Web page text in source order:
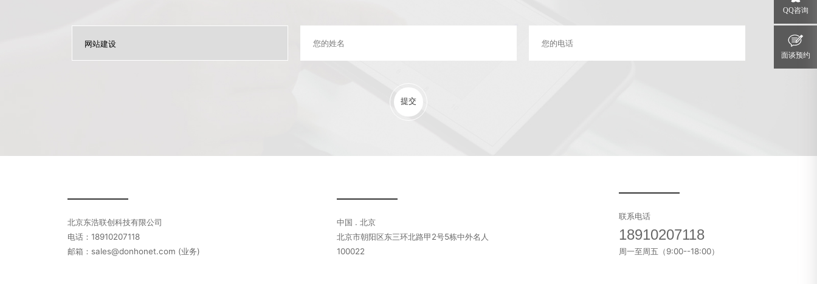
提交
北京东浩联创科技有限公司
电话：18910207118
邮箱：sales@donhonet.com (业务)
中国 . 北京
北京市朝阳区东三环北路甲2号5栋中外名人
100022
联系电话
18910207118
周一至周五（9:00--18:00）
QQ咨询
面谈预约